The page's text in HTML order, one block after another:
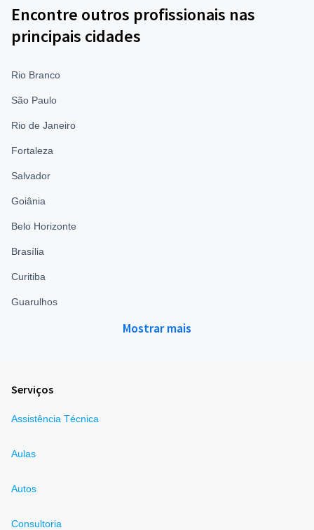
Encontre outros profissionais nas
principais cidades
Rio Branco
São Paulo
Rio de Janeiro
Fortaleza
Salvador
Goiânia
Belo Horizonte
Brasília
Curitiba
Guarulhos
Mostrar mais
Serviços
Assistência Técnica
Aulas
Autos
Consultoria